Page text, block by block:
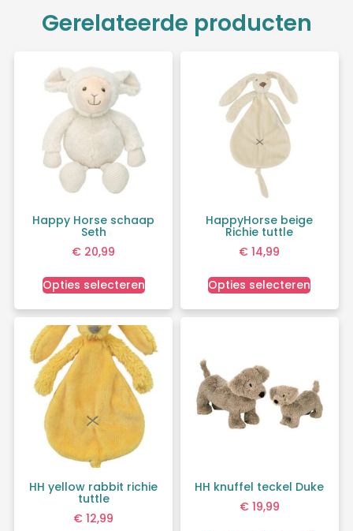
Gerelateerde producten
Happy Horse schaap
Seth
€ 20,99
Opties selecteren
HappyHorse beige
Richie tuttle
€ 14,99
Opties selecteren
HH yellow rabbit richie
tuttle
€ 12,99
HH knuffel teckel Duke
€19,99